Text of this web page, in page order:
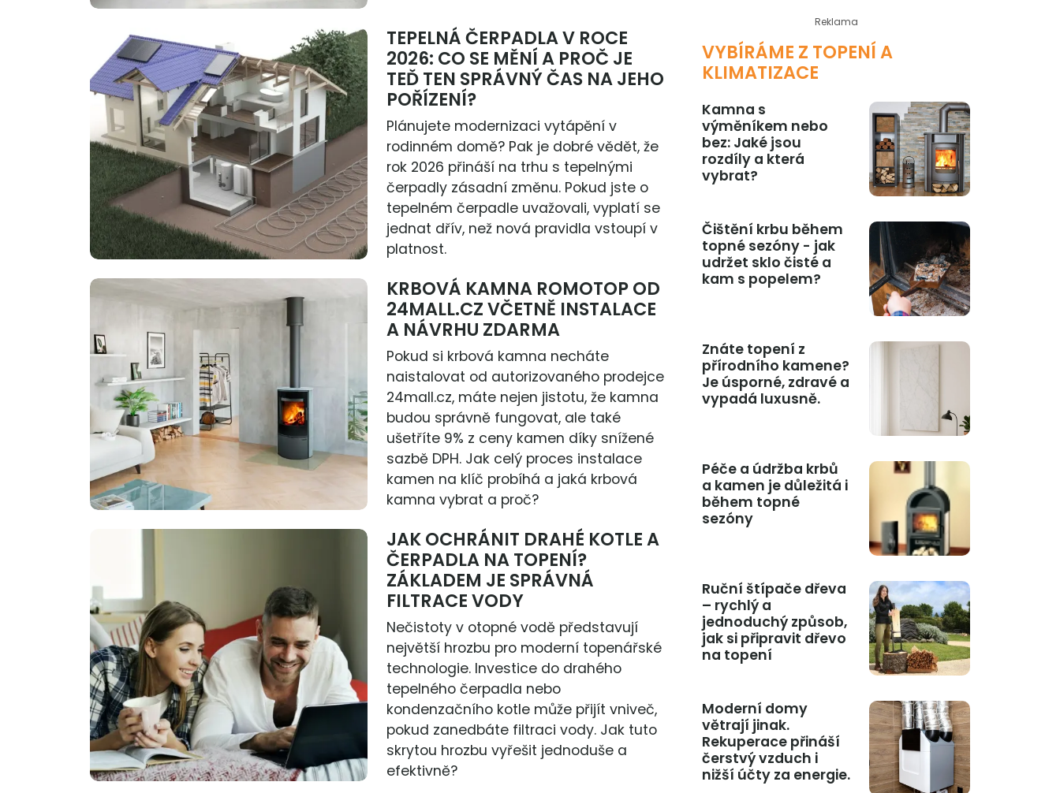
TEPELNÁ ČERPADLA V ROCE
2026: CO SE MĚNÍ A PROČ JE
TEĎ TEN SPRÁVNÝ ČAS NA JEHO
POŘÍZENÍ?
Plánujete modernizaci vytápění v
rodinném domě? Pak je dobré vědět, že
rok 2026 přináší na trhu s tepelnými
čerpadly zásadní změnu. Pokud jste o
tepelném čerpadle uvažovali, vyplatí se
jednat dřív, než nová pravidla vstoupí v
platnost.
KRBOVÁ KAMNA ROMOTOP OD
24MALL.CZ VČETNĚ INSTALACE
A NÁVRHU ZDARMA
Pokud si krbová kamna necháte
naistalovat od autorizovaného prodejce
24mall.cz, máte nejen jistotu, že kamna
budou správně fungovat, ale také
ušetříte 9% z ceny kamen díky snížené
sazbě DPH. Jak celý proces instalace
kamen na klíč probíhá a jaká krbová
kamna vybrat a proč?
JAK OCHRÁNIT DRAHÉ KOTLE A
ČERPADLA NA TOPENÍ?
ZÁKLADEM JE SPRÁVNÁ
FILTRACE VODY
Nečistoty v otopné vodě představují
největší hrozbu pro moderní topenářské
technologie. Investice do drahého
tepelného čerpadla nebo
kondenzačního kotle může přijít vniveč,
pokud zanedbáte filtraci vody. Jak tuto
skrytou hrozbu vyřešit jednoduše a
efektivně?
Reklama
VYBÍRÁME Z TOPENÍ A
KLIMATIZACE
Kamna s
výměníkem nebo
bez: Jaké jsou
rozdíly a která
vybrat?
Čištění krbu během
topné sezóny - jak
udržet sklo čisté a
kam s popelem?
Znáte topení z
přírodního kamene?
Je úsporné, zdravé a
vypadá luxusně.
Péče a údržba krbů
a kamen je důležitá i
během topné
sezóny
Ruční štípače dřeva
– rychlý a
jednoduchý způsob,
jak si připravit dřevo
na topení
Moderní domy
větrají jinak.
Rekuperace přináší
čerstvý vzduch i
nižší účty za energie.